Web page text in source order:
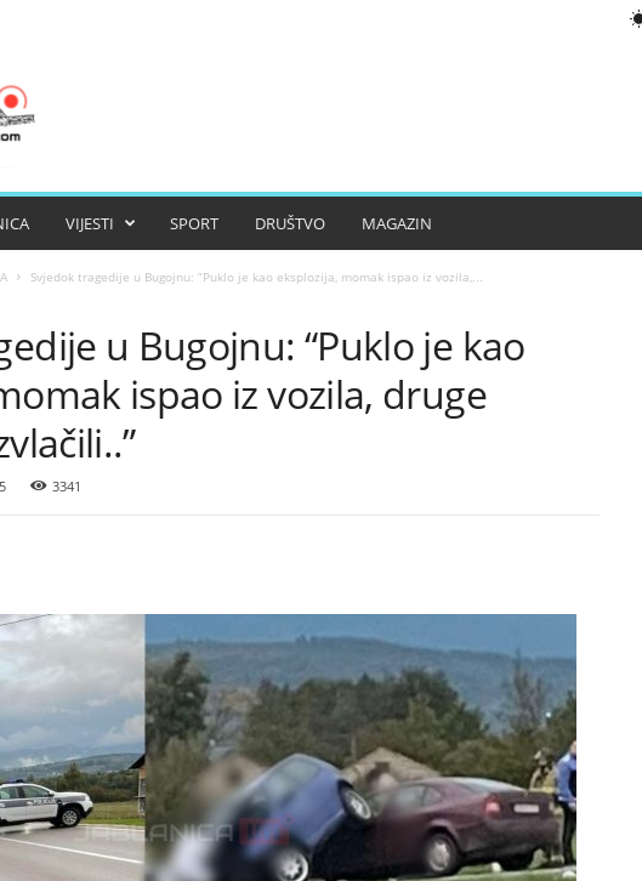
VIJESTI SPORT DRUŠTVO MAGAZIN
Svjedok tragedije u Bugojnu: “Puklo je kao eksplozija, momak ispao iz vozila,...
u Bugojnu: “Puklo je kao
ispao iz vozila, druge
3341